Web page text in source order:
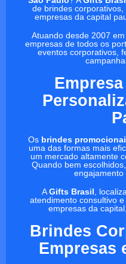
de brindes
empresas da capital
Atuando desde 2007 em
empresas de todos os
eventos corporativos,
Os brindes
uma das formas mais
um mercado altamente
Quando bem
engajamento
AGifts Brasil ,
atendimento consultivo
empresas da
Brindes
Empresas